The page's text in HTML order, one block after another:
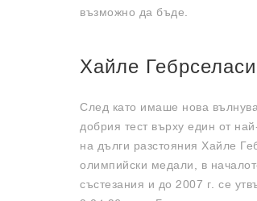
възможно да бъде.
Хайле
След като имаше нова
добрия тест върху един от
на дълги разстояния Хайле
олимпийски медали, в
състезания и до 2007 г. се